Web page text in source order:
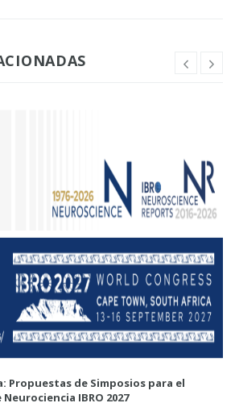
Propuestas de Simposios para el
IBRO 2027